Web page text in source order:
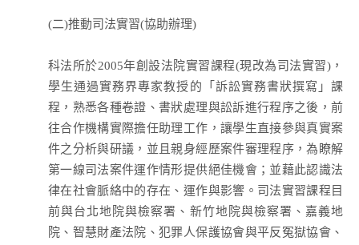
(二)推動司法實習(協助辦理)
科法所於2005年創設法院實習課程(現改為司法實習)，
學生通過實務界專家教授的「訴訟實務書狀撰寫」課
程，熟悉各種卷證、書狀處理與訟訴進行程序之後，前
往合作機構實際擔任助理工作，讓學生直接參與真實案
件之分析與研議，並且親身經歷案件審理程序，為瞭解
第一線司法案件運作情形提供絕佳機會；並藉此認識法
律在社會脈絡中的存在、運作與影響。司法實習課程目
前與台北地院與檢察署、新竹地院與檢察署、嘉義地
院、智慧財產法院、犯罪人保護協會與平反冤獄協會、